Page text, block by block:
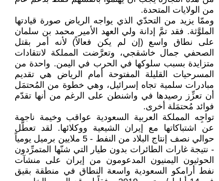
من الولايات المتحدة.
وممّا يزيد من التحدّي الذي يواجه الرياض صورة قيادتها
الملوَّثة. فقد تمَّ إدانة ولي العهد الأمير محمد بن سلمان
على نطاق واسع (إن لم يكن فعالاً) لأنه أمر بقتل
الصحفي جمال خاشقجي، وتعرَّضت المملكة لانتقادات
متزايدة بسبب سلوكها في الحرب في اليمن. واحدة من
المسرحيات القليلة المفتوحة أمام الرياض هي تقديم
مبادرات سلمية تجاه إسرائيل، وهي خطوة من المُحتمَل
أن تعزِّز رصيدها في واشنطن على الرغم من أنها تقدّم
فوائد مُحتمَلة أخرى.
تواجِه المملكة العربية السعودية عواقب وخيمة ناجمة
عن اشتباكاتها مع إيران الشيعية ووكلائها. لقد تعطَّل
حوالي نصف إنتاج البلاد من النفط - 5 ملايين برميل يومياً
- نتيجة غارات الطائرات بدون طيار التي شنّها المتمرِّدون
الحوثيون اليمنيون المدعومون من إيران على منشآت
نفط أرامكو السعودية واسعة النطاق في منطقة بقيق